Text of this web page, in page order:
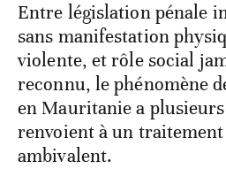
Entre législation pénale
sans manifestation
violente, et rôle social
reconnu, le phénomène
en Mauritanie a
renvoient à un
ambivalent.